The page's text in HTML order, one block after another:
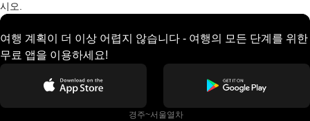
시오.
여행 계획이 더 이상 어렵지 않습니다 - 여행의 모든 단계를 위한
무료 앱을 이용하세요!
경주~서울열차